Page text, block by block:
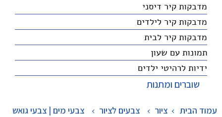
מדבקות קיר דיסני
מדבקות קיר לילדים
מדבקות קיר לבית
תמונות עם שעון
ידיות לרהיטי ילדים
שוברים ומתנות
עמוד הבית ציור > צבעים לציור > צבעי מים | צבעי גואש